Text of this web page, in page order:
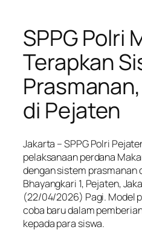
SPPG Polri
Terapkan
di Pejaten
Jakarta – SPPG Polri
pelaksanaan perdana
dengan sistem prasmanan
Bhayangkari 1, Pejaten,
(22/04/2026) Pagi. Model
coba baru dalam
kepada para siswa.